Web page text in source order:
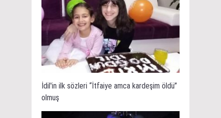
İdil'in ilk sözleri “İtfaiye amca kardeşim öldü”
olmuş